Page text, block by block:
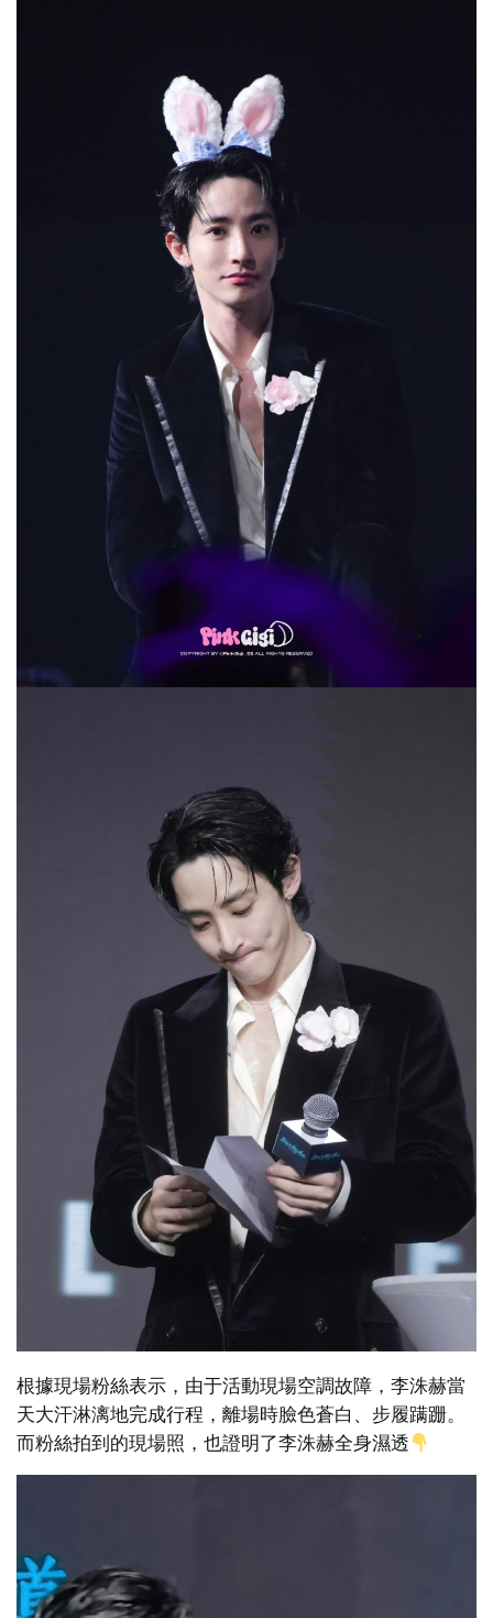
根據現場粉絲表示，由于活動現場空調故障，李洙赫當
天大汗淋漓地完成行程，離場時臉色蒼白、步履蹒跚。
而粉絲拍到的現場照，也證明了李洙赫全身濕透